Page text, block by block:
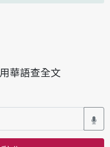
用華語查全文